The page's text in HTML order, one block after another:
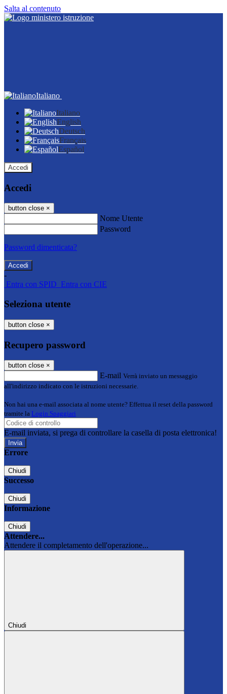
Salta al contenuto
Italiano
Italiano
English
Deutsch
Français
Español
Accedi
Accedi
button close ×
Nome Utente
Password
Password dimenticata?
-
Entra con SPID Entra con CIE
Seleziona utente
button close ×
Recupero password
button close ×
E-mail Verrà inviato un messaggio
all'indirizzo indicato con le istruzioni necessarie.
Non hai una e-mail associata al nome utente? Effettua il reset della password
tramite la Login Spaggiari
E-mail inviata, si prega di controllare la casella di posta elettronica!
Errore
Chiudi
Successo
Chiudi
Informazione
Chiudi
Attendere...
Attendere il completamento dell'operazione...
Chiudi